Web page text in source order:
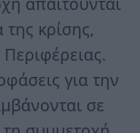
κρίσης,
για την
σε